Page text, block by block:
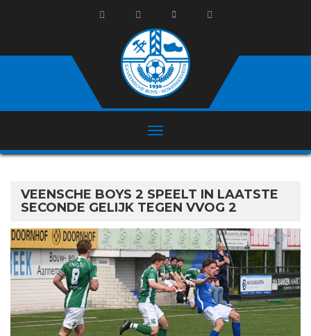
VEENSCHE BOYS 2 SPEELT IN LAATSTE
SECONDE GELIJK TEGEN VVOG 2